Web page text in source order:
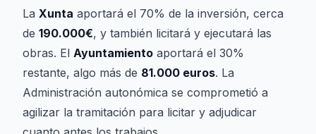
La Xunta aportará el 70% de la inversión, cerca
de 190.000€, y también licitará y ejecutará las
obras. El Ayuntamiento aportará el 30%
restante, algo más de 81.000 euros. La
Administración autonómica se comprometió a
agilizar la tramitación para licitar y adjudicar